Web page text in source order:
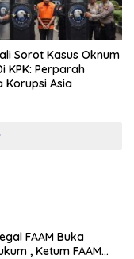
Sorot Kasus Oknum
KPK: Perparah
Korupsi Asia
, Ketum FAAM